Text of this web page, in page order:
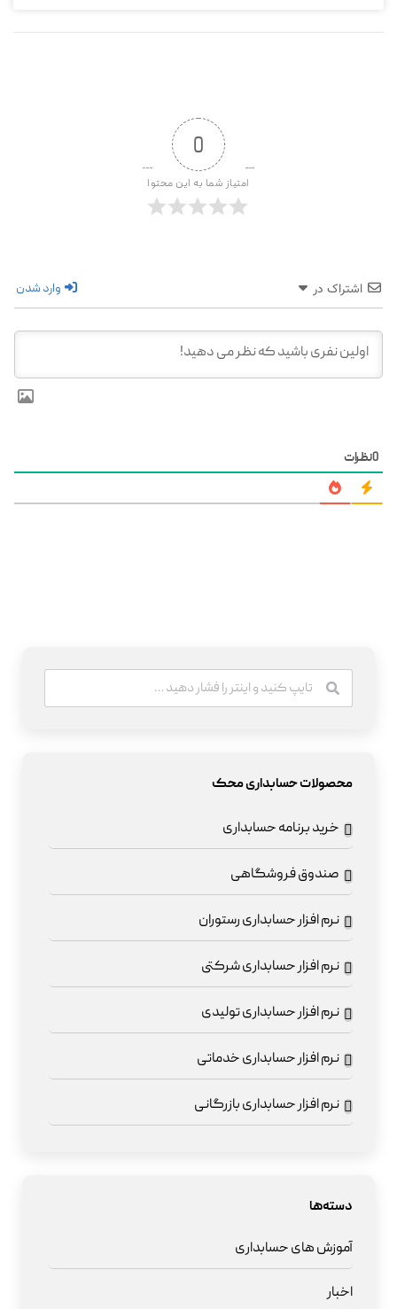
0
امتیاز شما به این محتوا
اشتراک در وارد شدن
0نظرات
محصولات حسابداری محک
خرید برنامه حسابداری
صندوق فروشگاهی
نرم افزار حسابداری رستوران
نرم افزار حسابداری شرکتی
نرم افزار حسابداری تولیدی
نرم افزار حسابداری خدماتی
نرم افزار حسابداری بازرگانی
دسته‌ها
آموزش های حسابداری
اخبار